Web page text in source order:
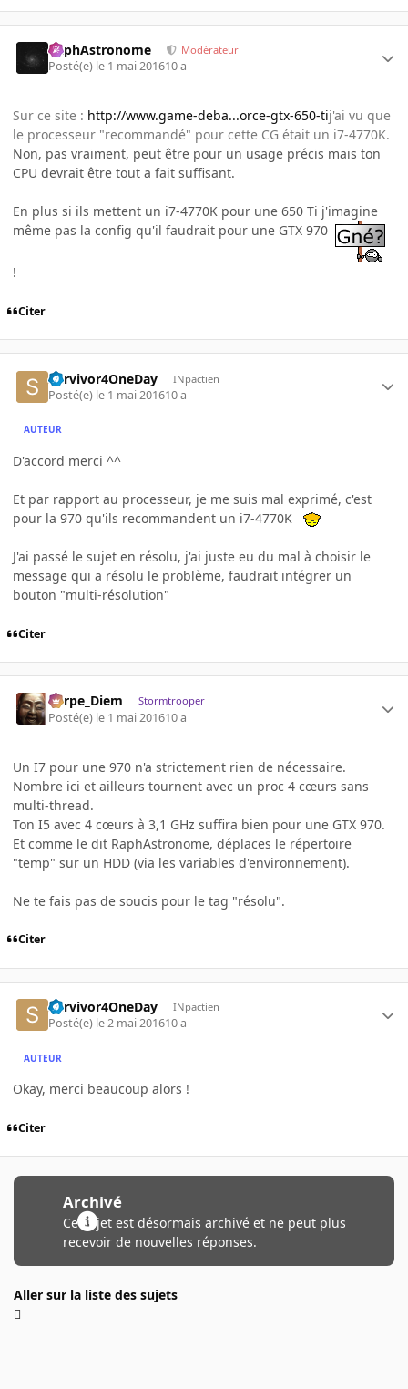
RaphAstronome Modérateur
Posté(e) le 1 mai 201610 a
Sur ce site : http://www.game-deba...orce-gtx-650-tij'ai vu que
le processeur "recommandé" pour cette CG était un i7-4770K.
Non, pas vraiment, peut être pour un usage précis mais ton
CPU devrait être tout a fait suffisant.
En plus si ils mettent un i7-4770K pour une 650 Ti j'imagine
même pas la config qu'il faudrait pour une GTX 970
!
Citer
Survivor4OneDay INpactien
Posté(e) le 1 mai 201610 a
AUTEUR
D'accord merci ^^
Et par rapport au processeur, je me suis mal exprimé, c'est
pour la 970 qu'ils recommandent un i7-4770K
J'ai passé le sujet en résolu, j'ai juste eu du mal à choisir le
message qui a résolu le problème, faudrait intégrer un
bouton "multi-résolution"
Citer
Carpe_Diem Stormtrooper
Posté(e) le 1 mai 201610 a
Un I7 pour une 970 n'a strictement rien de nécessaire.
Nombre ici et ailleurs tournent avec un proc 4 cœurs sans
multi-thread.
Ton I5 avec 4 cœurs à 3,1 GHz suffira bien pour une GTX 970.
Et comme le dit RaphAstronome, déplaces le répertoire
"temp" sur un HDD (via les variables d'environnement).
Ne te fais pas de soucis pour le tag "résolu".
Citer
Survivor4OneDay INpactien
Posté(e) le 2 mai 201610 a
AUTEUR
Okay, merci beaucoup alors !
Citer
Archivé
Ce sujet est désormais archivé et ne peut plus
recevoir de nouvelles réponses.
Aller sur la liste des sujets